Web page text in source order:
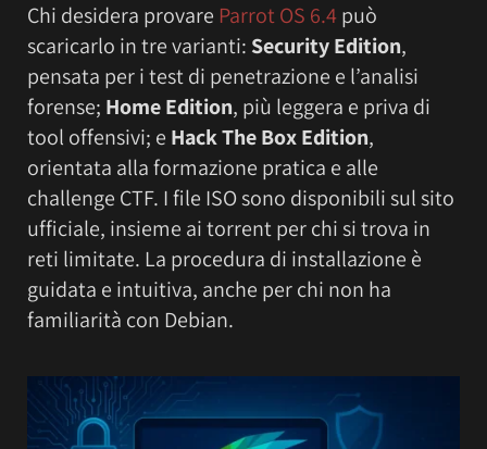
Chi desidera provare Parrot OS 6.4può
scaricarlo in tre varianti: Security Edition,
pensata per i test di penetrazione e l’analisi
forense; Home Edition, più leggera e priva di
tool offensivi; e Hack The Box Edition,
orientata alla formazione pratica e alle
challenge CTF. I file ISO sono disponibili sul sito
ufficiale, insieme ai torrent per chi si trova in
reti limitate. La procedura di installazione è
guidata e intuitiva, anche per chi non ha
familiarità con Debian.